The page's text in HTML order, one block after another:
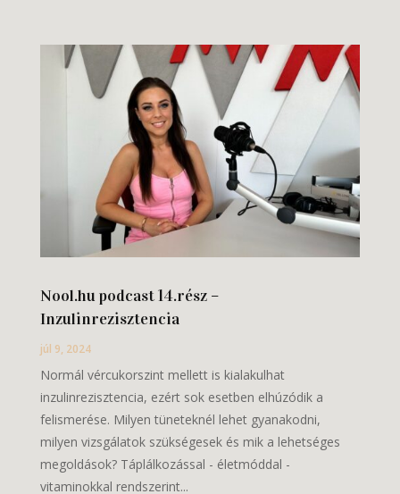
Nool.hu podcast 14.rész –
Inzulinrezisztencia
júl 9, 2024
Normál vércukorszint mellett is kialakulhat
inzulinrezisztencia, ezért sok esetben elhúzódik a
felismerése. Milyen tüneteknél lehet gyanakodni,
milyen vizsgálatok szükségesek és mik a lehetséges
megoldások? Táplálkozással - életmóddal -
vitaminokkal rendszerint...